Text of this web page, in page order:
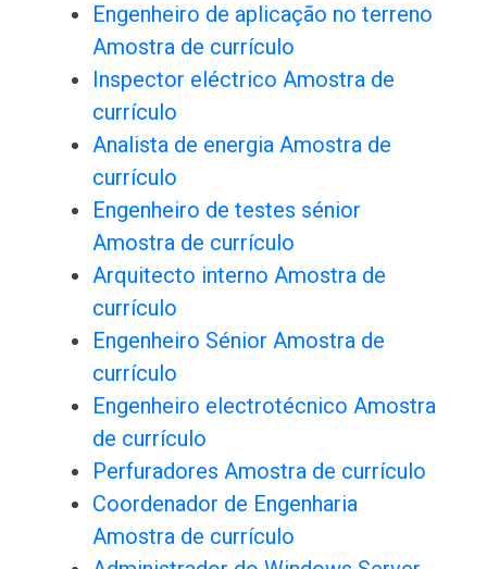
Engenheiro de aplicação no terreno
Amostra de currículo
Inspector eléctrico Amostra de
currículo
Analista de energia Amostra de
currículo
Engenheiro de testes sénior
Amostra de currículo
Arquitecto interno Amostra de
currículo
Engenheiro Sénior Amostra de
currículo
Engenheiro electrotécnico Amostra
de currículo
Perfuradores Amostra de currículo
Coordenador de Engenharia
Amostra de currículo